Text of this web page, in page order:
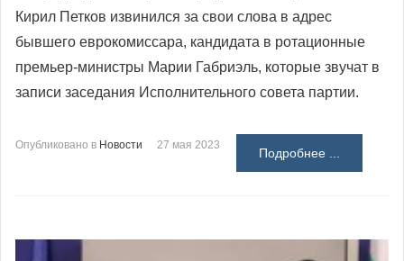
Кирил Петков извинился за свои слова в адрес
бывшего еврокомиссара, кандидата в ротационные
премьер-министры Марии Габриэль, которые звучат в
записи заседания Исполнительного совета партии.
Опубликовано в Новости 27 мая 2023
Подробнее ...